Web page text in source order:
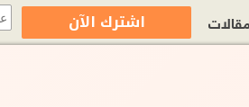
اشترك الآن